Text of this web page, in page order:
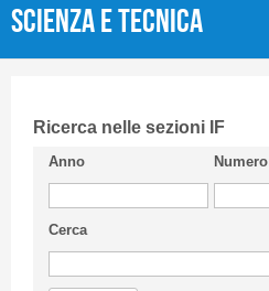
CIFI in breve
Linee Guida
Privacy Policy
Scienza e Tecnica
Ricerca nelle sezioni IF
Anno Numero
Cerca